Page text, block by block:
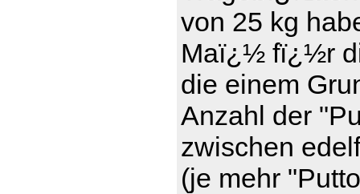
von 25 kg
Maï¿½ fï¿½r
die einem
Anzahl der
zwischen
(je mehr